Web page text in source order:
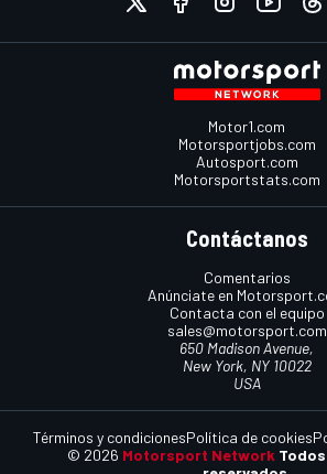
Motor1.com
Motorsportjobs.com
Autosport.com
Motorsportstats.com
Contáctanos
Comentarios
Anúnciate en
Contacta con el equipo
sales@motorsport.com
650 Madison Avenue,
New York, NY 10022
USA
© 2026 Motorsport Network
Términos y condicionesPolítica de cookies